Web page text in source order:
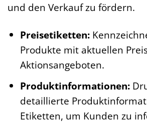
und den Verkauf zu fördern.
Preisetiketten:
Produkte mit aktuellen
Aktionsangeboten.
Produktinformationen:
detaillierte
Etiketten, um Kunden zu